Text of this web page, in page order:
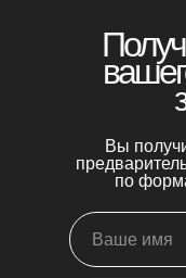
Вы
по